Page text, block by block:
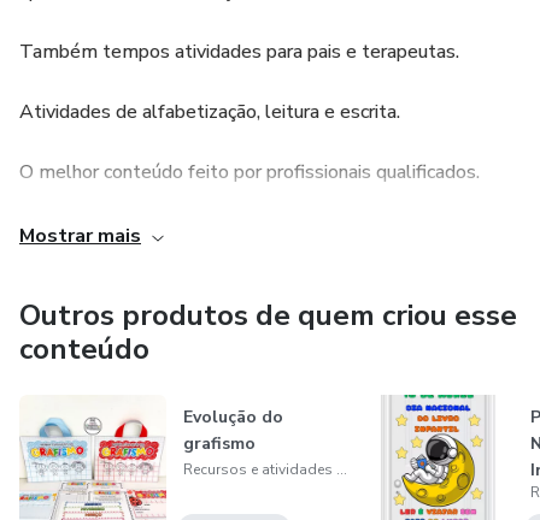
Também tempos atividades para pais e terapeutas.
Atividades de alfabetização, leitura e escrita.
O melhor conteúdo feito por profissionais qualificados.
Jogos, brincadeiras, apostilas, atividades, sequências
desenvolvimento cognitivo, desenvolvimento emocional.
Mostrar mais
Outros produtos de quem criou esse
conteúdo
Evolução do
grafismo
Recursos e atividades Pedagógicas M